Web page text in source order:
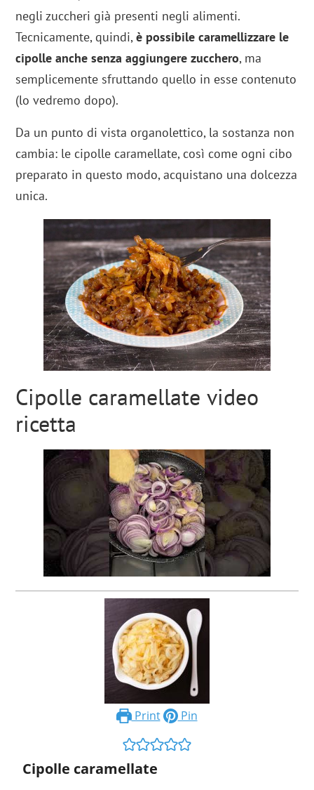
negli zuccheri già presenti negli alimenti.
Tecnicamente, quindi,è possibile caramellizzare le
cipolle anche senza aggiungere zucchero, ma
semplicemente sfruttando quello in esse contenuto
(lo vedremo dopo).
Da un punto di vista organolettico, la sostanza non
cambia: le cipolle caramellate, così come ogni cibo
preparato in questo modo, acquistano una dolcezza
unica.
Cipolle caramellate video
ricetta
Print Pin
Cipolle caramellate